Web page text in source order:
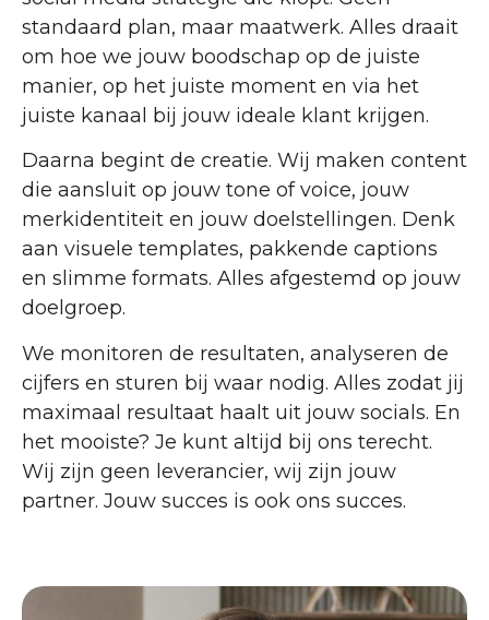
standaard plan, maar maatwerk. Alles draait
om hoe we jouw boodschap op de juiste
manier, op het juiste moment en via het
juiste kanaal bij jouw ideale klant krijgen.
Daarna begint de creatie. Wij maken content
die aansluit op jouw tone of voice, jouw
merkidentiteit en jouw doelstellingen. Denk
aan visuele templates, pakkende captions
en slimme formats. Alles afgestemd op jouw
doelgroep.
We monitoren de resultaten, analyseren de
cijfers en sturen bij waar nodig. Alles zodat jij
maximaal resultaat haalt uit jouw socials. En
het mooiste? Je kunt altijd bij ons terecht.
Wij zijn geen leverancier, wij zijn jouw
partner. Jouw succes is ook ons succes.